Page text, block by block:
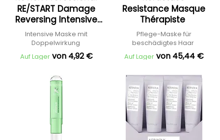
RE/START Damage
Reversing Intensive
Mask
Intensive Maske mit
Doppelwirkung
Auf Lager von 4,92 €
Resistance Masque
Thérapiste
Pflege-Maske für
beschädigtes Haar
Auf Lager von 45,44 €